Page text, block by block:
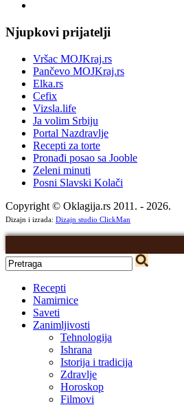
Njupkovi prijatelji
Vršac MOJKraj.rs
Pančevo MOJKraj.rs
Elka.rs
Cefix
Vizsla.life
Ja volim Srbiju
Portal Nazdravlje
Recepti za torte
Pronađi posao sa Jooble
Zeleni minuti
Posni Slavski Kolači
Copyright © Oklagija.rs 2011. - 2026.
Dizajn i izrada: Dizajn studio ClickMan
Recepti
Namirnice
Saveti
Zanimljivosti
Tehnologija
Ishrana
Istorija i tradicija
Zdravlje
Horoskop
Filmovi